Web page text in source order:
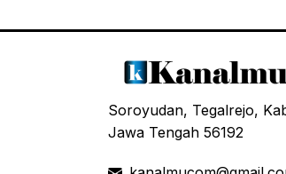
Soroyudan, Tegalrejo,
Jawa Tengah 56192